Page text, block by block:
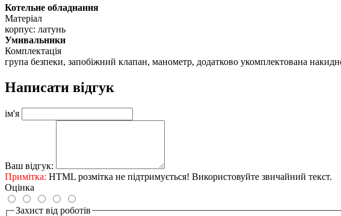
Котельне обладнання
Матеріал
корпус: латунь
Умивальники
Комплектація
група безпеки, запобіжний клапан, манометр, додатково укомплектована
Написати відгук
ім'я
Ваш відгук:
Примітка: HTML розмітка не підтримується! Використовуйте звичайний текст.
Оцінка
Захист від роботів